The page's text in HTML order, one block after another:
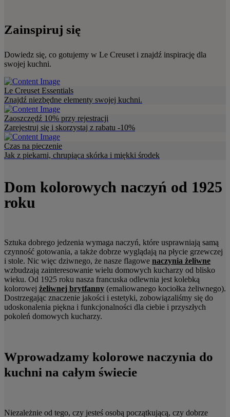
Zainspiruj się
Dowiedz się, co gotujemy w Le Creuset i znajdź inspirację dla
swojej kuchni.
Le Creuset Essentials
Znajdź niezbędne elementy swojej kuchni.
Zaoszczędź 10% przy rejestracji
Zarejestruj się i skorzystaj z rabatu -10%
Czas na pieczenie
Jak z piekarni, chrupiąca skórka i miękki środek
Dom kolorowych naczyń od 1925
roku
Sztuka dobrego jedzenia wymaga naczyń, które usprawniają samą
czynność gotowania, a także dobrze wyglądają na płycie grzewczej
i stole. Nic więc dziwnego, że nasze flagowe naczynia żeliwne
wzbudzają zainteresowanie wielu domowych kucharzy od blisko
wieku. Od 1925 roku nasza francuska odlewnia jest kolebką
kolorowej żeliwnej brytfanny (emaliowanego kociołka żeliwnego).
Dostrzegając znaczenie jakości i estetyki, zobowiązaliśmy się do
udoskonalenia piękna i funkcjonalności dla ciebie i przyszłych
pokoleń domowych kucharzy.
Wprowadzamy kolorowe naczynia do
kuchni na całym świecie
Niezależnie od tego, czy jesteś osobą początkującą, czy dobrze